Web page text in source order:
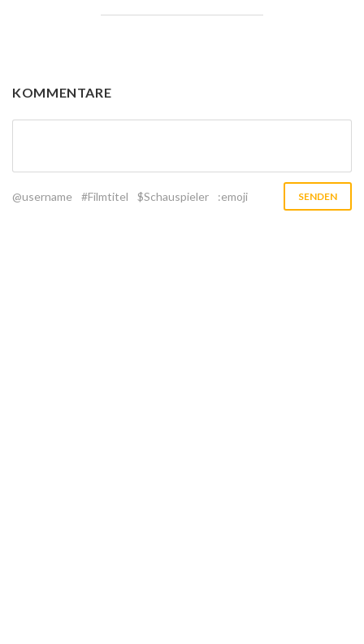
KOMMENTARE
@username #Filmtitel $Schauspieler :emoji